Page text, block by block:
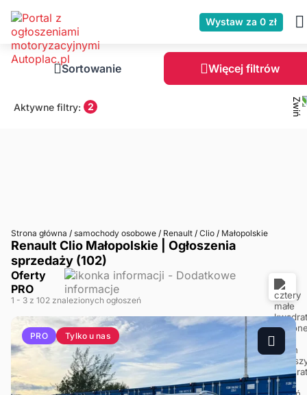
Wystaw za 0 zł
Sortowanie Więcej filtrów
Aktywne filtry: 2
Strona główna / samochody osobowe / Renault / Clio / Małopolskie
Renault Clio Małopolskie | Ogłoszenia
sprzedaży (102)
Oferty
PRO
1 - 3 z 102 znalezionych ogłoszeń
PRO Tylko u nas